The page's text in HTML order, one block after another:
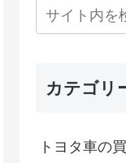
カテゴリ
トヨタ車の